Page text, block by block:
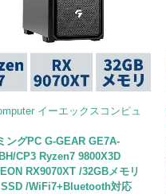
イーエックスコンピュ
ングPC G-GEAR GE7A-
CP3 Ryzen7 9800X3D
RX9070XT /32GBメモリ
/WiFi7+Bluetooth対応